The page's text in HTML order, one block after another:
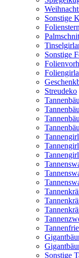
Sonstige
Sonstige
Streudeko
Sonstige